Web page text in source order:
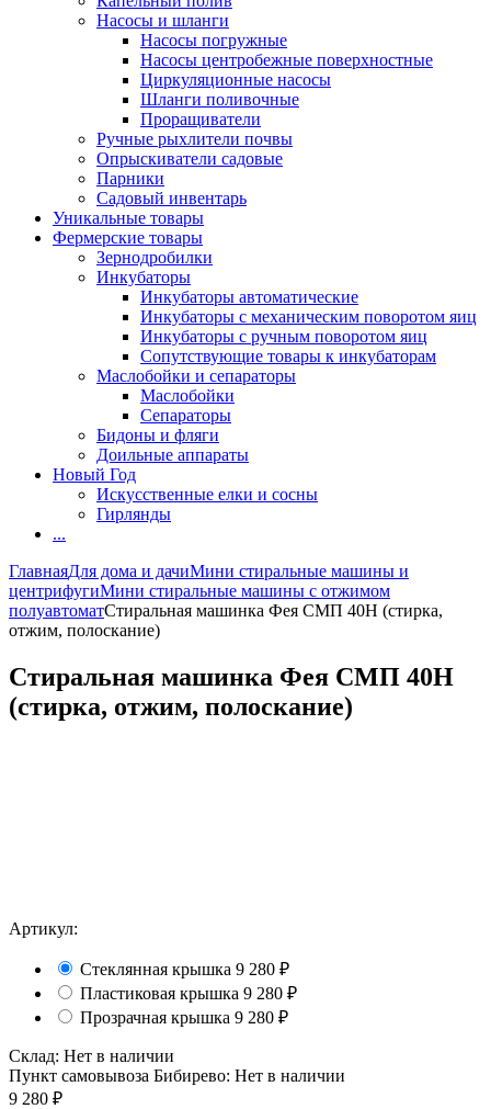
Насосы и шланги
Насосы погружные
Насосы центробежные поверхностные
Циркуляционные насосы
Шланги поливочные
Проращиватели
Ручные рыхлители почвы
Опрыскиватели садовые
Парники
Садовый инвентарь
Уникальные товары
Фермерские товары
Зернодробилки
Инкубаторы
Инкубаторы автоматические
Инкубаторы с механическим поворотом яиц
Инкубаторы с ручным поворотом яиц
Сопутствующие товары к инкубаторам
Маслобойки и сепараторы
Маслобойки
Сепараторы
Бидоны и фляги
Доильные аппараты
Новый Год
Искусственные елки и сосны
Гирлянды
...
ГлавнаяДля дома и дачиМини стиральные машины и
центрифугиМини стиральные машины с отжимом
полуавтоматСтиральная машинка Фея СМП 40Н (стирка,
отжим, полоскание)
Стиральная машинка Фея СМП 40Н
(стирка, отжим, полоскание)
Артикул:
Стеклянная крышка 9 280 ₽
Пластиковая крышка 9 280 ₽
Прозрачная крышка 9 280 ₽
Склад: Нет в наличии
Пункт самовывоза Бибирево: Нет в наличии
9 280 ₽